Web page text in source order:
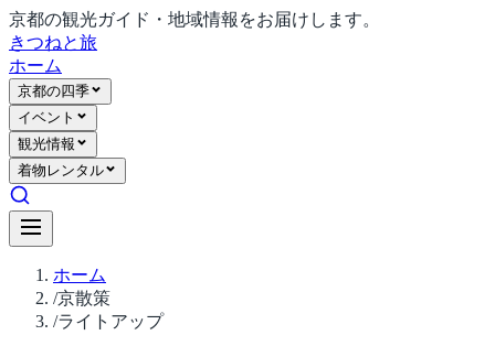
京都の観光ガイド・地域情報をお届けします。
きつねと旅
ホーム
京都の四季
イベント
観光情報
着物レンタル
ホーム
/京散策
/ライトアップ